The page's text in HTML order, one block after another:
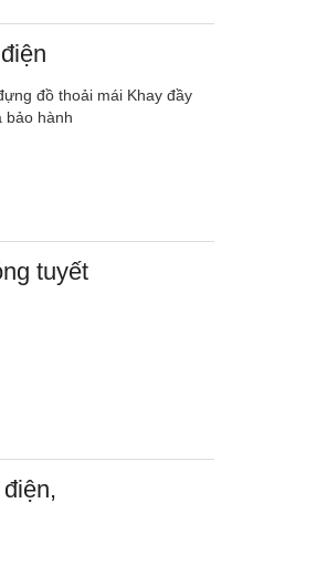
đồ thoải mái Khay đầy
bảo hành
tuyết